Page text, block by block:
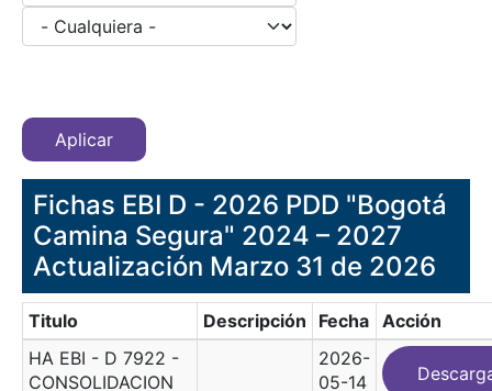
Fichas EBI D - 2026 PDD "Bogotá
Camina Segura" 2024 – 2027
Actualización Marzo 31 de 2026
Titulo Descripción Fecha Acción
HA EBI - D 7922 -
CONSOLIDACION
2026-
05-14